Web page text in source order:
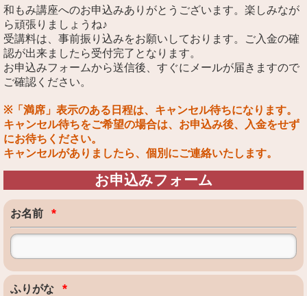
和もみ講座へのお申込みありがとうございます。楽しみなが
ら頑張りましょうね♪
受講料は、事前振り込みをお願いしております。ご入金の確
認が出来ましたら受付完了となります。
お申込みフォームから送信後、すぐにメールが届きますので
ご確認ください。
※「満席」表示のある日程は、キャンセル待ちになります。
キャンセル待ちをご希望の場合は、お申込み後、入金をせず
にお待ちください。
キャンセルがありましたら、個別にご連絡いたします。
お申込みフォーム
お名前 *
ふりがな *